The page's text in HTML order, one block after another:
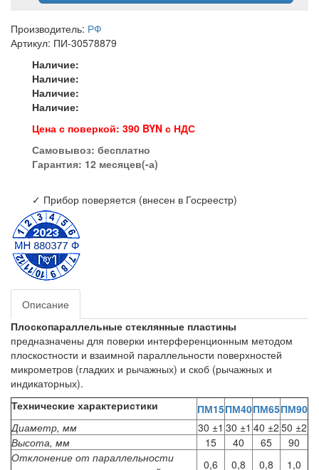
Производитель: РФ
Артикул: ПИ-30578879
Наличие:
Наличие:
Наличие:
Наличие:
Цена с поверкой: 390 BYN с НДС
Самовывоз: бесплатно
Гарантия: 12 месяцев(-а)
✓ Прибор поверяется (внесен в Госреестр)
Описание
Плоскопараллельные стеклянные пластины
предназначены для поверки интерференционным методом
плоскостности и взаимной параллельности поверхностей
микрометров (гладких и рычажных) и скоб (рычажных и
индикаторных).
Технические характеристики
ПМ15ПМ40ПМ65ПМ90
Диаметр, мм
30 ±1 30 ±1 40 ±2 50 ±2
Высота, мм
15 40 65
90
Отклонение от параллельности
0,6 0,8 0,8
1,0